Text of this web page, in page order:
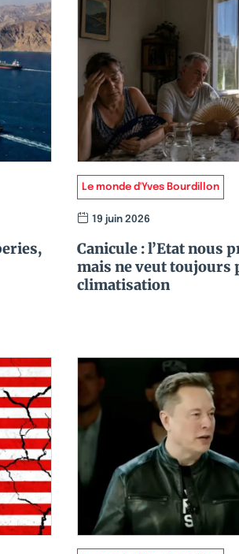
Le monde d'Yves Bourdillon
19 juin 2026
Canicule : l’Etat nous
mais ne veut toujours
climatisation